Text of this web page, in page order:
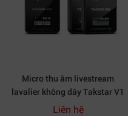
Micro thu âm livestream
lavalier không dây Takstar V1
(Gen 2) kênh kép
Liên hệ